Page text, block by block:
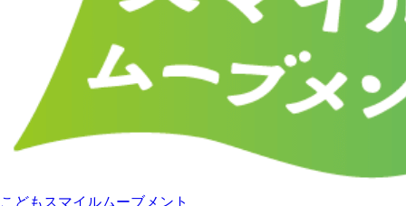
こどもスマイルムーブメント